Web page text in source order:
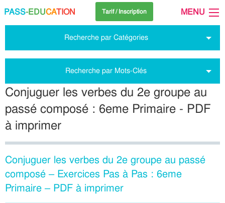
PASS-EDUCATION Tarif / Inscription MENU
Recherche par Catégories
Recherche par Mots-Clés
Conjuguer les verbes du 2e groupe au
passé composé : 6eme Primaire - PDF
à imprimer
Conjuguer les verbes du 2e groupe au passé
composé – Exercices Pas à Pas : 6eme
Primaire – PDF à imprimer